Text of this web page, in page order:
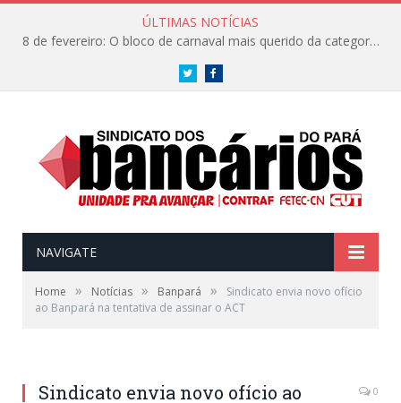
ÚLTIMAS NOTÍCIAS
8 de fevereiro: O bloco de carnaval mais querido da categoria já tem data. Vem pro CarnaBancários 2025!
Twitter
NAVIGATE
Home » Notícias » Banpará »
Sindicato envia novo ofício
ao Banpará na tentativa de assinar o ACT
Sindicato envia novo ofício ao
0